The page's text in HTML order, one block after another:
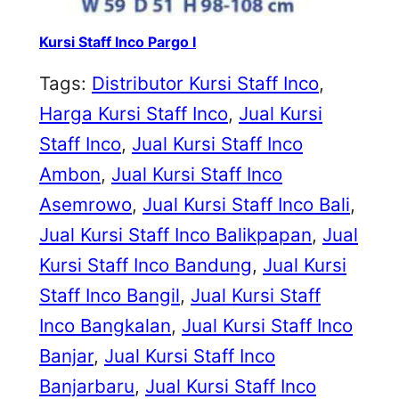
Kursi Staff Inco Pargo I
Tags: Distributor Kursi Staff Inco
Harga Kursi Staff Inco, Jual Kursi
Staff Inco, Jual Kursi Staff Inco
Ambon, Jual Kursi Staff Inco
Asemrowo, Jual Kursi Staff Inco Bali
Jual Kursi Staff Inco Balikpapan, Jual
Kursi Staff Inco Bandung, Jual Kursi
Staff Inco Bangil, Jual Kursi Staff
Inco Bangkalan, Jual Kursi Staff Inco
Banjar, Jual Kursi Staff Inco
Banjarbaru, Jual Kursi Staff Inco